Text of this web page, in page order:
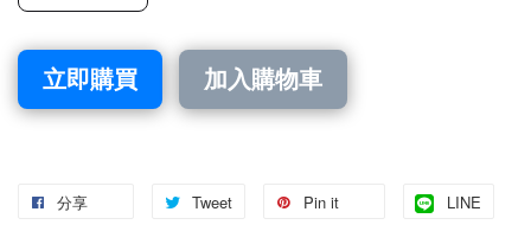
立即購買 加入購物車
分享 Tweet Pin it LINE